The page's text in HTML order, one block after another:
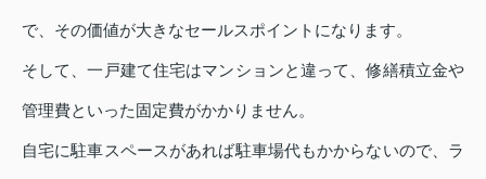
で、その価値が大きなセールスポイントになります。
そして、一戸建て住宅はマンションと違って、修繕積立金や
管理費といった固定費がかかりません。
自宅に駐車スペースがあれば駐車場代もかからないので、ラ